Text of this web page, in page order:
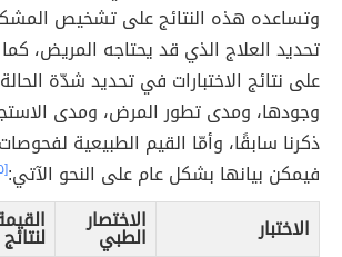
وتساعده هذه النتائج على تشخيص
تحديد العلاج الذي قد يحتاجه المريض،
على نتائج الاختبارات في تحديد شدّة
وجودها، ومدى تطور المرض، ومدى
ذكرنا سابقًا، وأمّا القيم الطبيعية
فيمكن بيانها بشكل عام على النحو الآتي:[١٥]
الاختبار الاختصار
الطبي